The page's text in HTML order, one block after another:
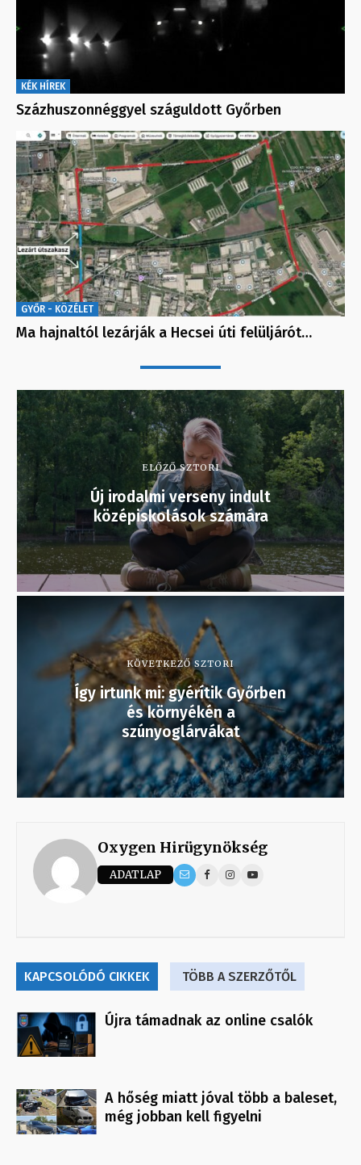
KÉK HÍREK
Százhuszonnéggyel száguldott Győrben
GYŐR - KÖZÉLET
Ma hajnaltól lezárják a Hecsei úti felüljárót…
ELŐZŐ SZTORI
Új irodalmi verseny indult
középiskolások számára
KÖVETKEZŐ SZTORI
Így irtunk mi: gyérítik Győrben
és környékén a
szúnyoglárvákat
Oxygen Hirügynökség
ADATLAP
KAPCSOLÓDÓ CIKKEK TÖBB A SZERZŐTŐL
Újra támadnak az online csalók
A hőség miatt jóval több a baleset,
még jobban kell figyelni